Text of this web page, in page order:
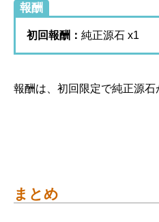
報酬
初回報酬： 純正源石 x1
報酬は、初回限定で純正源石
まとめ